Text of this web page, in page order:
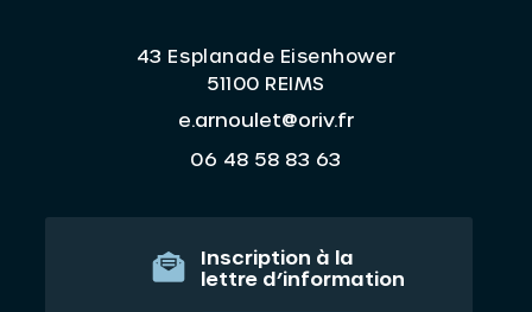
43 Esplanade Eisenhower
51100 REIMS
e.arnoulet@oriv.fr
06 48 58 83 63
Inscription à la
lettre d’information